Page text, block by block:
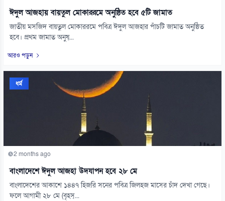
ঈদুল আজহায় বায়তুল মোকাররমে অনুষ্ঠিত হবে ৫টি জামাত
জাতীয় মসজিদ বায়তুল মোকাররমে পবিত্র ঈদুল আজহার পাঁচটি জামাত অনুষ্ঠিত
হবে। প্রথম জামাত অনুষ্...
আরও পড়ুন
ধর্ম
2 months ago
বাংলাদেশে ঈদুল আজহা উদযাপন হবে ২৮ মে
বাংলাদেশের আকাশে ১৪৪৭ হিজরি সনের পবিত্র জিলহজ মাসের চাঁদ দেখা গেছে।
ফলে আগামী ২৮ মে (বৃহস্...